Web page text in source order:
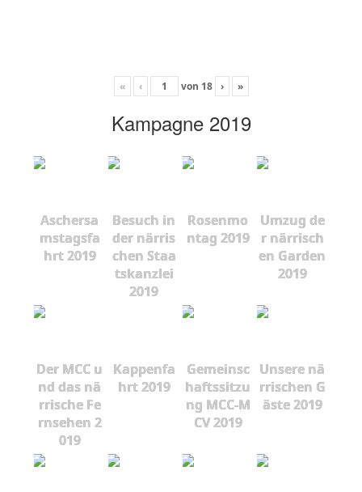
« ‹ von 18 › »
Kampagne 2019
Aschersa
mstagsfa
hrt 2019
Besuch in
der närris
chen Staa
tskanzlei
2019
Rosenmo
ntag 2019
Umzug de
r närrisch
en Garden
2019
Der MCC u
nd das nä
rrische Fe
rnsehen 2
019
Kappenfa
hrt 2019
Gemeinsc
haftssitzu
ng MCC-M
CV 2019
Unsere nä
rrischen G
äste 2019